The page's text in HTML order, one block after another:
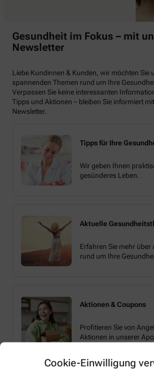
Cookie-Einwilligung
Gesundheit im Fokus – mit
Newsletter
Liebe Kundinnen & Kunden, wir möchten Sie
spannenden Themen rund um Ihre
Verpassen Sie keine interessanten
Tipps und Aktionen – bleiben Sie informiert
Newsletter.
Tipps für Ihre
Wir geben Ihnen
gesünderes Leben.
Aktuelle
Erfahren Sie mehr über
rund um Ihre
Aktionen & Coupons
Profitieren Sie von
Aktionen in unserer